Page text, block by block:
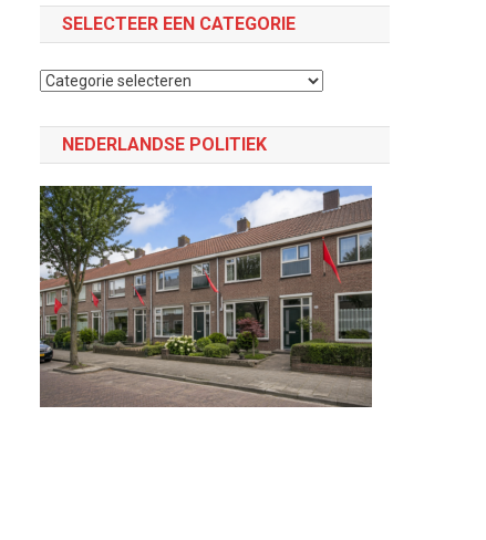
SELECTEER EEN CATEGORIE
Selecteer
categorie
NEDERLANDSE POLITIEK